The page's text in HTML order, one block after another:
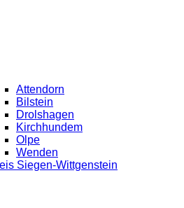
Attendorn
Bilstein
Drolshagen
Kirchhundem
Olpe
Wenden
Siegen-Wittgenstein